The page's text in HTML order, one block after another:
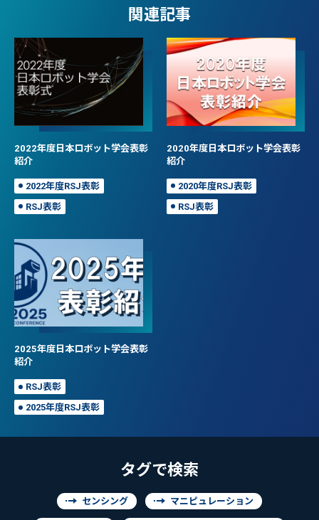
関連記事
2022年度日本ロボット学会表彰
紹介
2022年度RSJ表彰
RSJ表彰
2020年度日本ロボット学会表彰
紹介
2020年度RSJ表彰
RSJ表彰
2025年度日本ロボット学会表彰
紹介
RSJ表彰
2025年度RSJ表彰
タグで検索
センシング マニピュレーション